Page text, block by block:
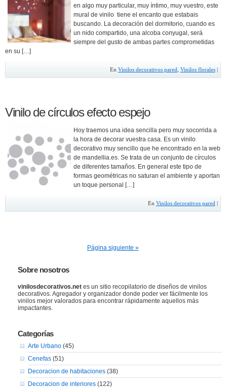
en algo muy particular, muy íntimo, muy vuestro, este
mural de vinilo tiene el encanto que estabais
buscando. La decoración del dormitorio, cuando es
un nido compartido, una alcoba conyugal, será
siempre del gusto de ambas partes comprometidas
en su […]
En Vinilos decorativos pared Vinilos florales|
Vinilo de círculos efecto espejo
Hoy traemos una idea sencilla pero muy socorrida a
la hora de decorar vuestra casa. Es un vinilo
decorativo muy sencillo que he encontrado en la web
de mandellia.es. Se trata de un conjunto de círculos
de diferentes tamaños. En general este tipo de
formas geométricas no saturan el ambiente y aportan
un toque personal […]
En Vinilos decorativos pared
Página siguiente »
Sobre nosotros
vinilosdecorativos.netes un sitio recopilatorio de diseños de vinilos
decorativos. Agregador y organizador donde poder ver fácilmente los
vinilos mejor valorados para encontrar rápidamente aquellos más
impactantes.
Categorías
Arte Urbano(45)
Cenefas(51)
Decoracion de habitaciones(38)
Decoracion de interiores(122)